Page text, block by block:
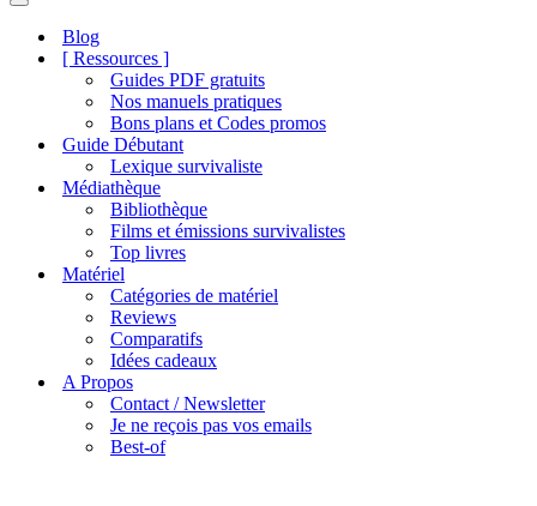
Menu
navigation
Blog
[ Ressources ]
Guides PDF gratuits
Nos manuels pratiques
Bons plans et Codes promos
Guide Débutant
Lexique survivaliste
Médiathèque
Bibliothèque
Films et émissions survivalistes
Top livres
Matériel
Catégories de matériel
Reviews
Comparatifs
Idées cadeaux
A Propos
Contact / Newsletter
Je ne reçois pas vos emails
Best-of